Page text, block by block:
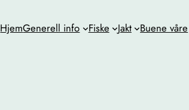
HjemGenerell info Fiske Jakt Buene våre